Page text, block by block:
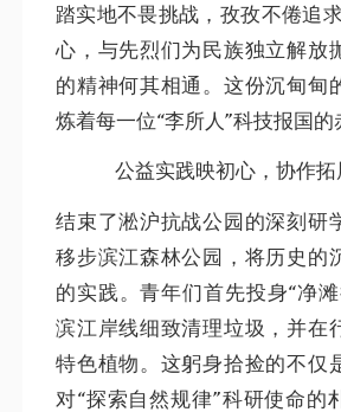
踏实地不畏挑战，孜孜不倦追
心，与先烈们为民族独立解放
的精神何其相通。这份沉甸甸
炼着每一位“李所人”科技报国的
公益实践映初心，协作
结束了淞沪抗战公园的深刻研
移步滨江森林公园，将历史的
的实践。青年们首先投身“净
滨江岸线细致清理垃圾，并在
特色植物。这躬身拾捡的不仅
对“探索自然规律”科研使命的